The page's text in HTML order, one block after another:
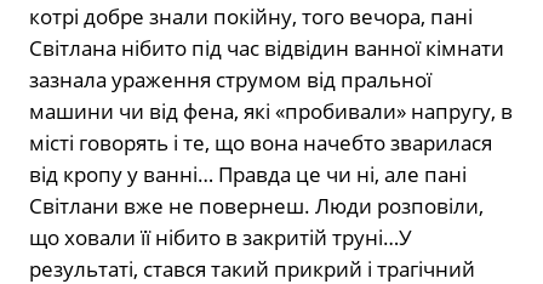
котрі добре знали покійну, того вечора, пані
Світлана нібито під час відвідин ванної кімнати
зазнала ураження струмом від пральної
машини чи від фена, які «пробивали» напругу, в
місті говорять і те, що вона начебто зварилася
від кропу у ванні… Правда це чи ні, але пані
Світлани вже не повернеш. Люди розповіли,
що ховали її нібито в закритій труні…У
результаті, стався такий прикрий і трагічний